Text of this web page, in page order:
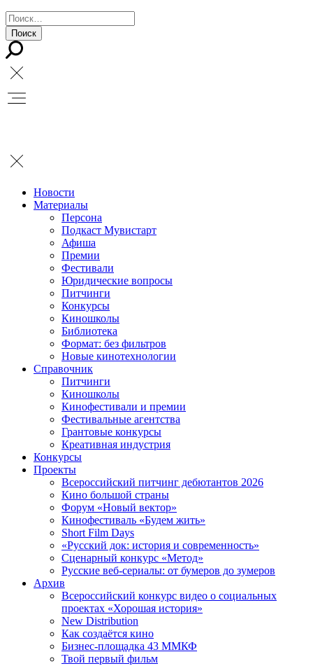
Новости
Материалы
Персона
Подкаст Мувистарт
Афиша
Премии
Фестивали
Юридические вопросы
Питчинги
Конкурсы
Киношколы
Библиотека
Формат: без фильтров
Новые кинотехнологии
Справочник
Питчинги
Киношколы
Кинофестивали и премии
Фестивальные агентства
Грантовые конкурсы
Креативная индустрия
Конкурсы
Проекты
Всероссийский питчинг дебютантов 2026
Кино большой страны
Форум «Новый вектор»
Кинофестиваль «Будем жить»
Short Film Days
«Русский док: история и современность»
Сценарный конкурс «Метод»
Русские веб-сериалы: от бумеров до зумеров
Архив
Всероссийский конкурс видео о социальных
проектах «Хорошая история»
New Distribution
Как создаётся кино
Бизнес-площадка 43 ММКФ
Твой первый фильм